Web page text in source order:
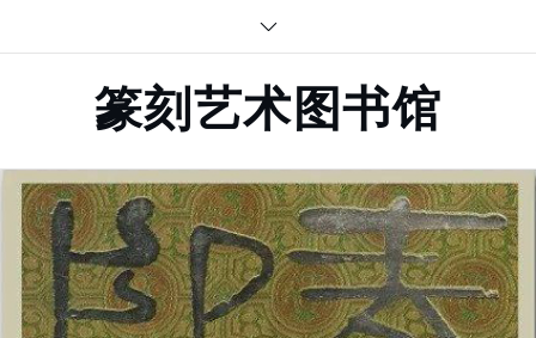
篆刻艺术图书馆